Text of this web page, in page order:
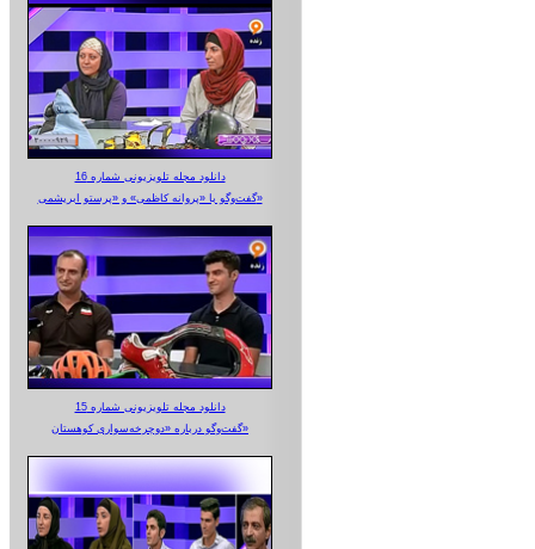
دانلود مجله تلویزیونی شماره 16
گفت‌وگو با «پروانه کاظمی» و «پرستو‌ ابریشمی»
دانلود مجله تلویزیونی شماره 15
گفت‌وگو درباره «دوچرخه‌سواری کوهستان»